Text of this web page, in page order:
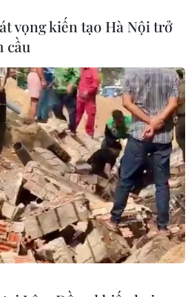
vọng kiến tạo Hà Nội trở
cầu